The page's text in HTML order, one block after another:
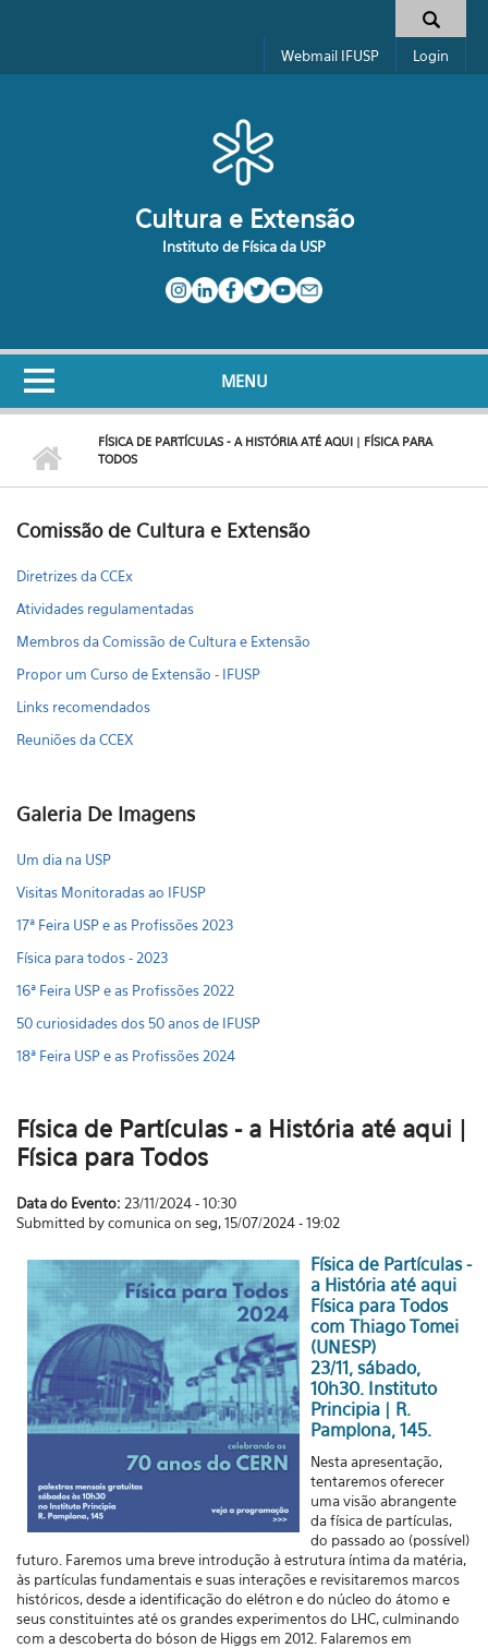
Formulário de busca
Webmail IFUSP Login
Cultura e Extensão
Instituto de Física da USP
MENU
FÍSICA DE PARTÍCULAS - A HISTÓRIA ATÉ AQUI | FÍSICA PARA
TODOS
Comissão de Cultura e Extensão
Diretrizes da CCEx
Atividades regulamentadas
Membros da Comissão de Cultura e Extensão
Propor um Curso de Extensão - IFUSP
Links recomendados
Reuniões da CCEX
Galeria De Imagens
Um dia na USP
Visitas Monitoradas ao IFUSP
17ª Feira USP e as Profissões 2023
Física para todos - 2023
16ª Feira USP e as Profissões 2022
50 curiosidades dos 50 anos de IFUSP
18ª Feira USP e as Profissões 2024
Física de Partículas - a História até aqui |
Física para Todos
Data do Evento: 23/11/2024 - 10:30
Submitted by comunica on seg, 15/07/2024 - 19:02
Física de Partículas -
a História até aqui
Física para Todos
com Thiago Tomei
(UNESP)
23/11, sábado,
10h30. Instituto
Principia | R.
Pamplona, 145.
Nesta apresentação,
tentaremos oferecer
uma visão abrangente
da física de partículas,
do passado ao (possível)
futuro. Faremos uma breve introdução à estrutura íntima da matéria,
às partículas fundamentais e suas interações e revisitaremos marcos
históricos, desde a identificação do elétron e do núcleo do átomo e
seus constituintes até os grandes experimentos do LHC, culminando
com a descoberta do bóson de Higgs em 2012. Falaremos em